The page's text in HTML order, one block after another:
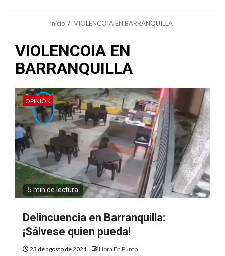
Inicio VIOLENCOIA EN BARRANQUILLA
VIOLENCOIA EN
BARRANQUILLA
OPINIÓN
5 min de lectura
Delincuencia en Barranquilla:
¡Sálvese quien pueda!
23 de agosto de 2021 Hora En Punto